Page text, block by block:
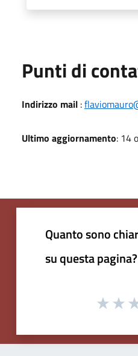
Punti di
Indirizzo mail :
Ultimo aggiornamento: 14
Quanto sono
su questa pagina?